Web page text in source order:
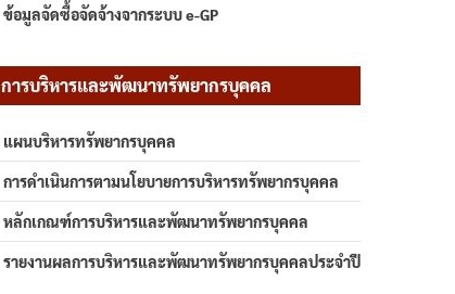
ข้อมูลจัดซื้อจัดจ้างจากระบบ e-GP
การบริหารและพัฒนาทรัพยากรบุคคล
แผนบริหารทรัพยากรบุคคล
การดำเนินการตามนโยบายการบริหารทรัพยากรบุคคล
หลักเกณฑ์การบริหารและพัฒนาทรัพยากรบุคคล
รายงานผลการบริหารและพัฒนาทรัพยากรบุคคลประจำปี